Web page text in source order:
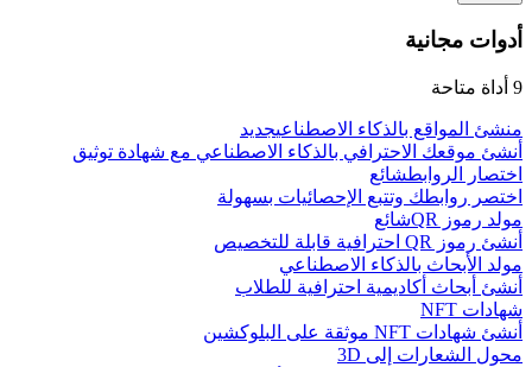
أدوات مجانية
9 أداة متاحة
منشئ المواقع بالذكاء الاصطناعيجديد
أنشئ موقعك الاحترافي بالذكاء الاصطناعي مع شهادة توثيق
اختصار الروابطشائع
اختصر روابطك وتتبع الإحصائيات بسهولة
مولد رموز QR
شائع
أنشئ رموز QR احترافية قابلة للتخصيص
مولد الأبحاث بالذكاء الاصطناعي
أنشئ أبحاث أكاديمية احترافية للطلاب
شهادات NFT
أنشئ شهادات NFT موثقة على البلوكشين
محول الشعارات إلى 3D